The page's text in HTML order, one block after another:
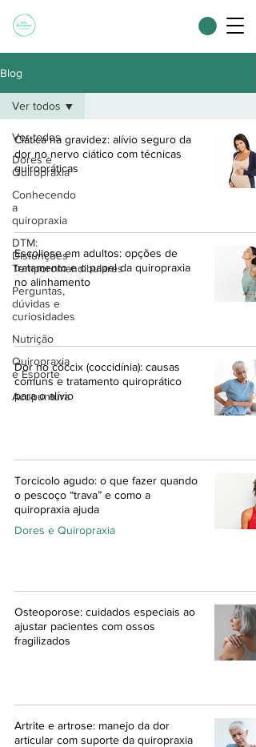
Blog
Ver todos
Dores e
Quiropraxia
Conhecendo
a
quiropraxia
DTM:
Disfunções
Temporomandibulares
Perguntas,
dúvidas e
curiosidades
Nutrição
Quiropraxia
e Esporte
Acupuntura
Ver todos
Ciática na gravidez: alívio seguro da
dor no nervo ciático com técnicas
quiropráticas
Escoliose em adultos: opções de
tratamento e o papel da quiropraxia
no alinhamento
Dor no cóccix (coccidínia): causas
comuns e tratamento quiroprático
para o alívio
Torcicolo agudo: o que fazer quando
o pescoço “trava” e como a
quiropraxia ajuda
Dores e Quiropraxia
Osteoporose: cuidados especiais ao
ajustar pacientes com ossos
fragilizados
Artrite e artrose: manejo da dor
articular com suporte da quiropraxia